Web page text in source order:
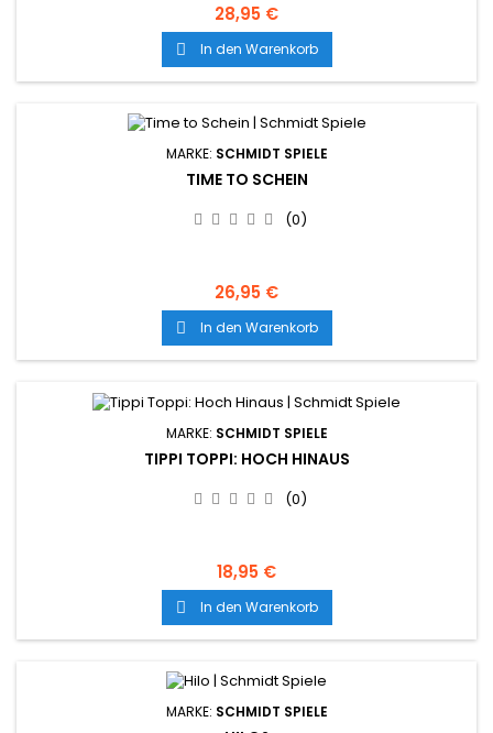
28,95 €
 In den Warenkorb
MARKE: SCHMIDT SPIELE
TIME TO SCHEIN
(0)
26,95 €
 In den Warenkorb
MARKE: SCHMIDT SPIELE
TIPPI TOPPI: HOCH HINAUS
(0)
18,95 €
 In den Warenkorb
MARKE: SCHMIDT SPIELE